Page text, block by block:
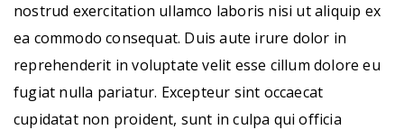
nostrud exercitation ullamco laboris nisi ut aliquip ex
ea commodo consequat. Duis aute irure dolor in
reprehenderit in voluptate velit esse cillum dolore eu
fugiat nulla pariatur. Excepteur sint occaecat
cupidatat non proident, sunt in culpa qui officia